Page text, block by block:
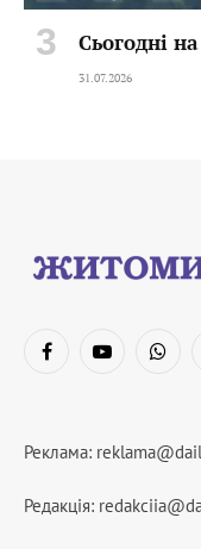
Сьогодні
31.07.2026
FacebookYouTube
Реклама:
Редакція: